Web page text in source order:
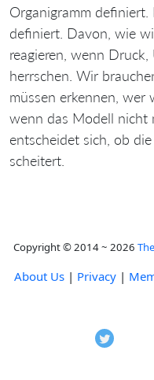
Organigramm
definiert. Davon, wie
reagieren, wenn
herrschen. Wir
müssen erkennen, wer
wenn das Modell nicht
entscheidet sich, ob
scheitert.
Copyright © 2014 ~ 2026
About Us | Privacy |